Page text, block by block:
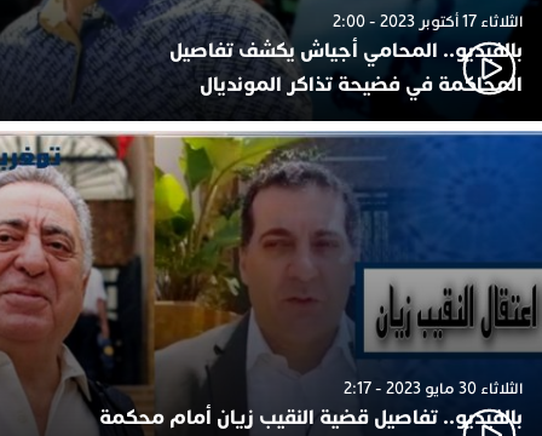
الثلاثاء 17 أكتوبر 2023 - 2:00
بالفيديو.. المحامي أجياش يكشف تفاصيل
المحاكمة في فضيحة تذاكر المونديال
الثلاثاء 30 مايو 2023 - 2:17
بالفيديو.. تفاصيل قضية النقيب زيان أمام محكمة